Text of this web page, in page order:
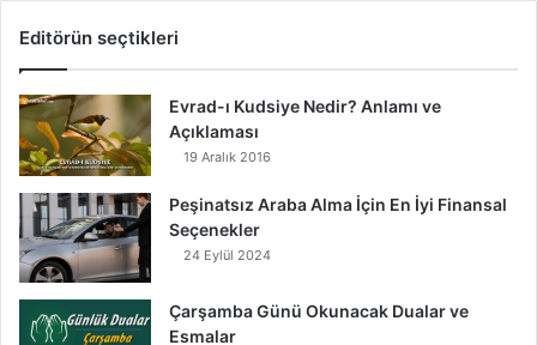
Editörün seçtikleri
Evrad-ı Kudsiye Nedir? Anlamı ve
Açıklaması
19 Aralık 2016
Peşinatsız Araba Alma İçin En İyi Finansal
Seçenekler
24 Eylül 2024
Çarşamba Günü Okunacak Dualar ve
Esmalar